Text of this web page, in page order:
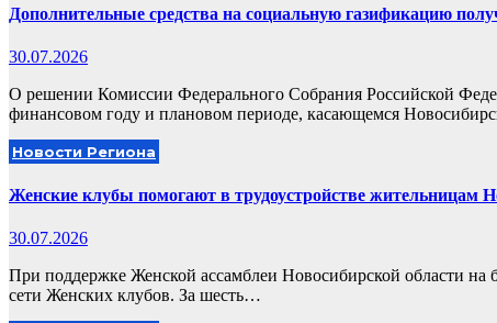
Дополнительные средства на социальную газификацию
30.07.2026
О решении Комиссии Федерального Собрания Российской
финансовом году и плановом периоде, касающемся
Новости Региона
Женские клубы помогают в трудоустройстве жительницам
30.07.2026
При поддержке Женской ассамблеи Новосибирской области на
сети Женских клубов. За шесть…